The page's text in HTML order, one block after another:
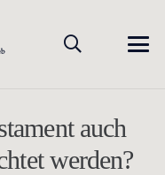
auch
werden?